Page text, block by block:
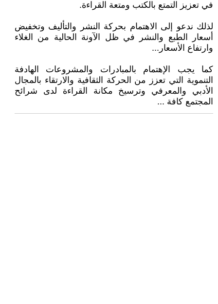
في تعزيز التمتع بالكتب ومتعة القراءة.
لذلك ندعو إلى الاهتمام بحركة النشر والتأليف وتخفيض
أسعار الطبع والنشر في ظل الآونة الحالية من الغلاء
وارتفاع الأسعار...
كما يجب الإهتمام بالمبادرات والمشروعات الهادفة
التنموية التي تعزز من الحركة الثقافية والارتقاء بالمجال
الأدبي والمعرفي وترسيخ مكانة القراءة لدى شرائح
المجتمع كافة ...